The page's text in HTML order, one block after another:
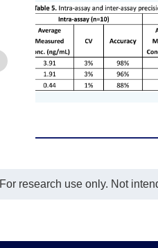
Kit Contents
For research use only. Not